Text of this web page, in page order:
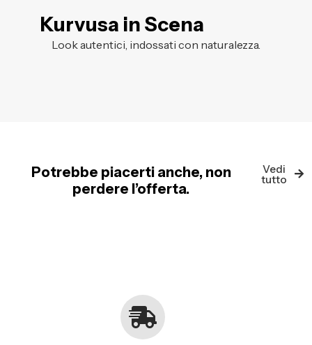
Kurvusa in Scena
Look autentici, indossati con naturalezza.
Potrebbe piacerti anche, non
perdere l’offerta.
Vedi
tutto